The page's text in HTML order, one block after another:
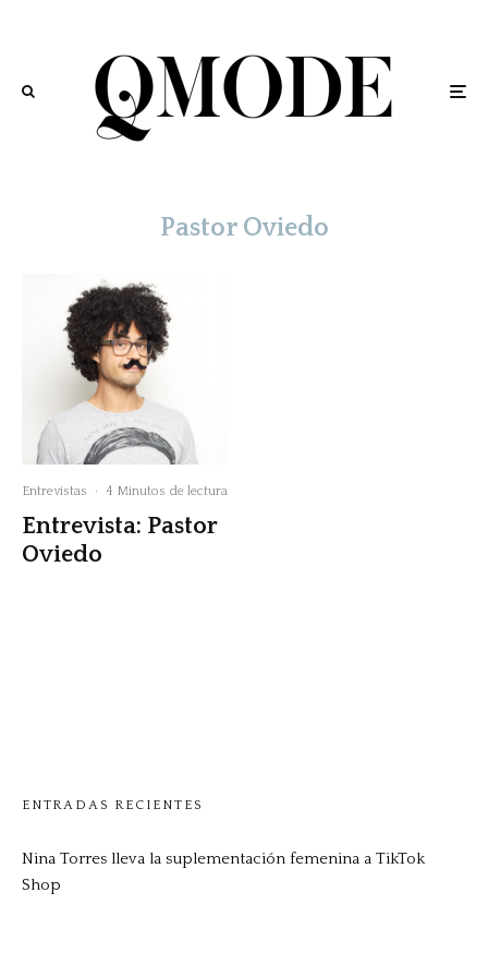
Pastor Oviedo
Entrevistas · 4 Minutos de lectura
Entrevista: Pastor
Oviedo
ENTRADAS RECIENTES
Nina Torres lleva la suplementación femenina a TikTok
Shop